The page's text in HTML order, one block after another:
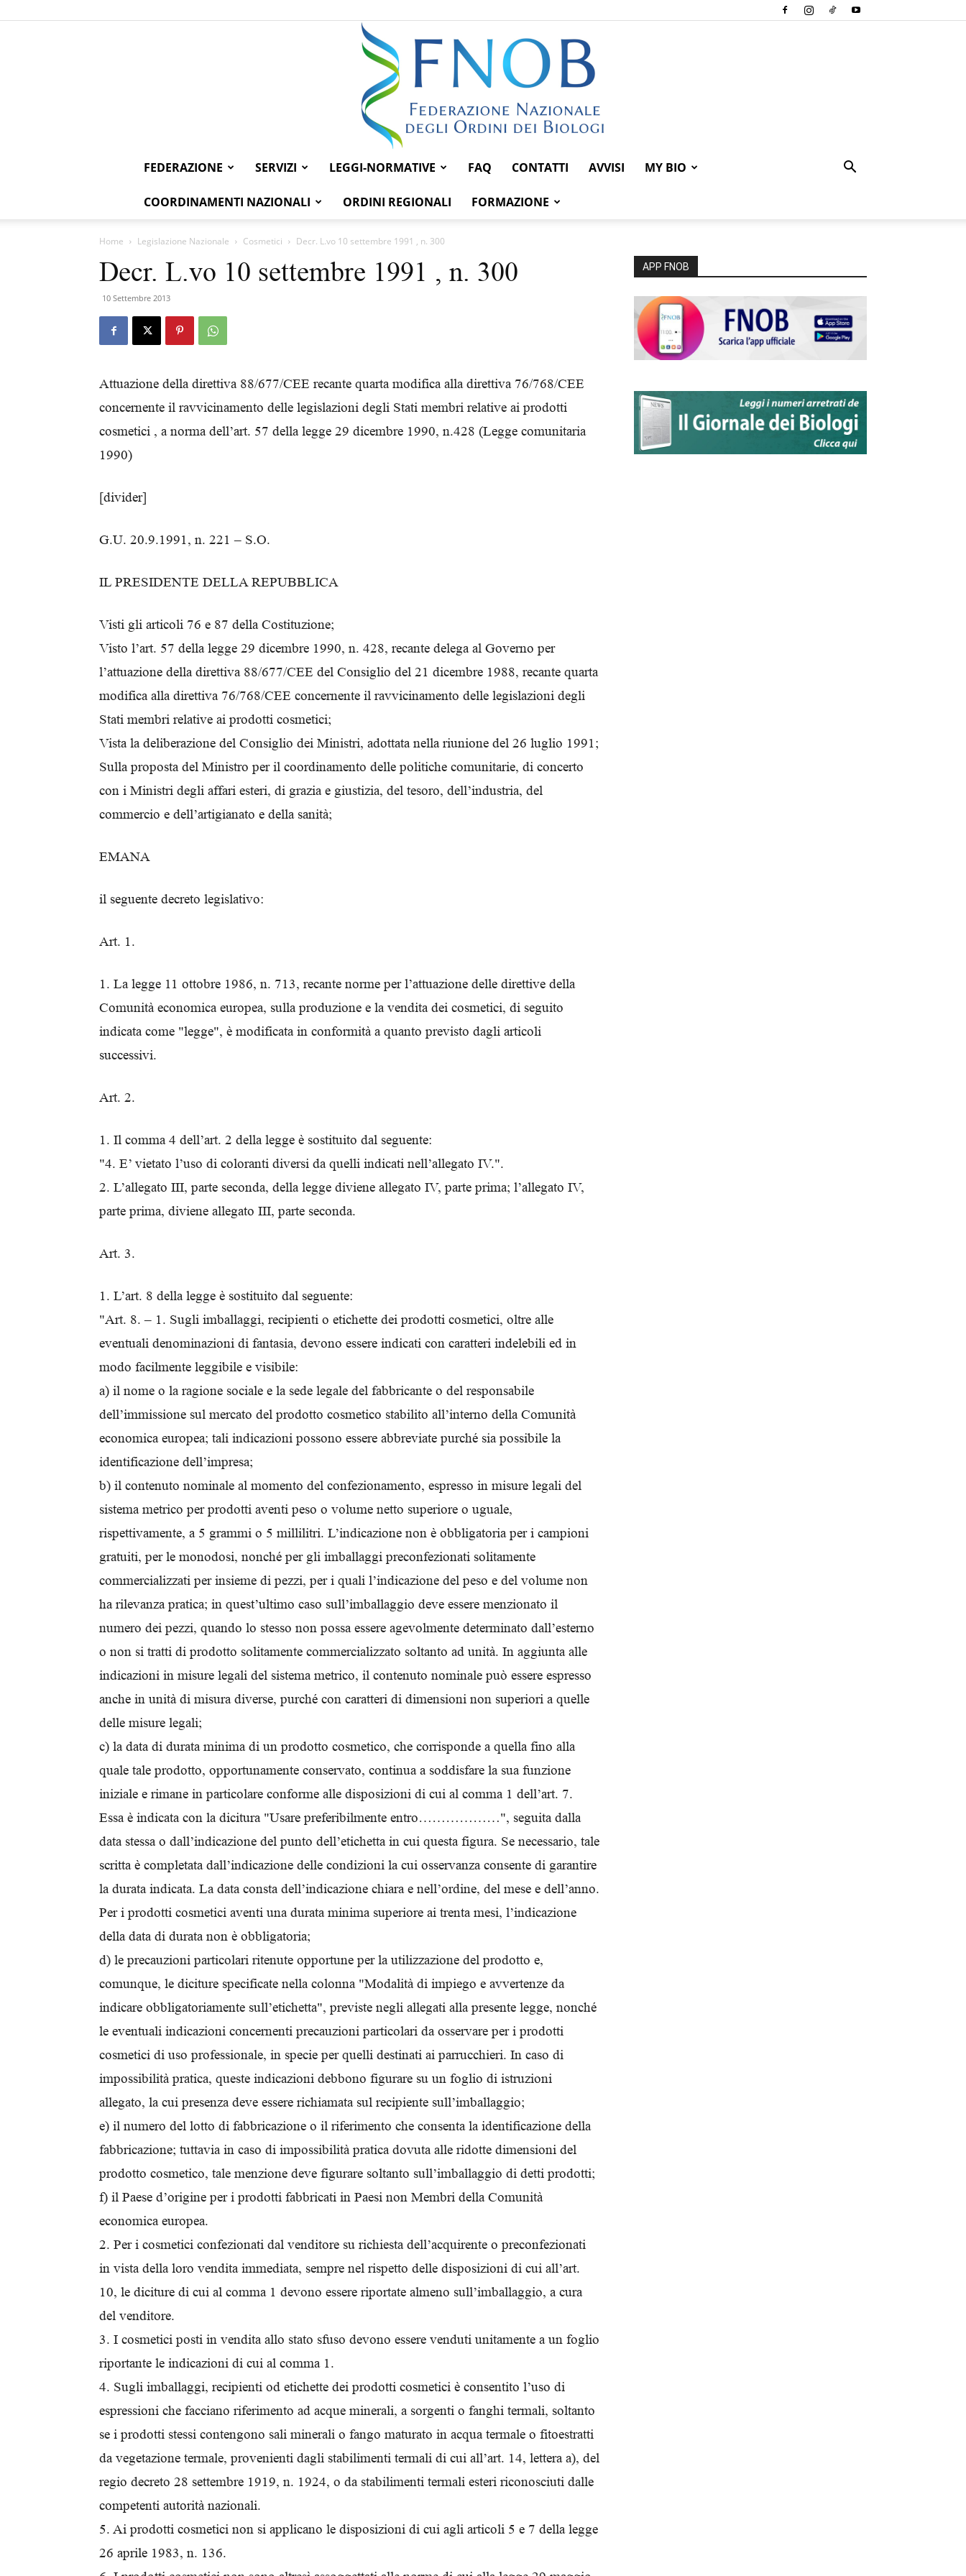
Federazione
degli
FEDERAZIONE SERVIZI LEGGI-NORMATIVE FAQ CONTATTI AVVISI MY BIO
COORDINAMENTI NAZIONALI ORDINI REGIONALI FORMAZIONE
Home Legislazione Nazionale Cosmetici Decr. L.vo 10 settembre 1991 , n. 300
Decr. L.vo 10 settembre 1991 , n. 300
10 Settembre 2013
Attuazione della direttiva 88/677/CEE recante quarta modifica alla direttiva 76/768/CEE
concernente il ravvicinamento delle legislazioni degli Stati membri relative ai prodotti
cosmetici , a norma dell’art. 57 della legge 29 dicembre 1990, n.428 (Legge comunitaria
1990)
[divider]
G.U. 20.9.1991, n. 221 – S.O.
IL PRESIDENTE DELLA REPUBBLICA
Visti gli articoli 76 e 87 della Costituzione;
Visto l’art. 57 della legge 29 dicembre 1990, n. 428, recante delega al Governo per
l’attuazione della direttiva 88/677/CEE del Consiglio del 21 dicembre 1988, recante quarta
modifica alla direttiva 76/768/CEE concernente il ravvicinamento delle legislazioni degli
Stati membri relative ai prodotti cosmetici;
Vista la deliberazione del Consiglio dei Ministri, adottata nella riunione del 26 luglio 1991;
Sulla proposta del Ministro per il coordinamento delle politiche comunitarie, di concerto
con i Ministri degli affari esteri, di grazia e giustizia, del tesoro, dell’industria, del
commercio e dell’artigianato e della sanità;
EMANA
il seguente decreto legislativo:
Art. 1.
1. La legge 11 ottobre 1986, n. 713, recante norme per l’attuazione delle direttive della
Comunità economica europea, sulla produzione e la vendita dei cosmetici, di seguito
indicata come "legge", è modificata in conformità a quanto previsto dagli articoli
successivi.
Art. 2.
1. Il comma 4 dell’art. 2 della legge è sostituito dal seguente:
"4. E’ vietato l’uso di coloranti diversi da quelli indicati nell’allegato IV.".
2. L’allegato III, parte seconda, della legge diviene allegato IV, parte prima; l’allegato IV,
parte prima, diviene allegato III, parte seconda.
Art. 3.
1. L’art. 8 della legge è sostituito dal seguente:
"Art. 8. – 1. Sugli imballaggi, recipienti o etichette dei prodotti cosmetici, oltre alle
eventuali denominazioni di fantasia, devono essere indicati con caratteri indelebili ed in
modo facilmente leggibile e visibile:
a) il nome o la ragione sociale e la sede legale del fabbricante o del responsabile
dell’immissione sul mercato del prodotto cosmetico stabilito all’interno della Comunità
economica europea; tali indicazioni possono essere abbreviate purché sia possibile la
identificazione dell’impresa;
b) il contenuto nominale al momento del confezionamento, espresso in misure legali del
sistema metrico per prodotti aventi peso o volume netto superiore o uguale,
rispettivamente, a 5 grammi o 5 millilitri. L’indicazione non è obbligatoria per i campioni
gratuiti, per le monodosi, nonché per gli imballaggi preconfezionati solitamente
commercializzati per insieme di pezzi, per i quali l’indicazione del peso e del volume non
ha rilevanza pratica; in quest’ultimo caso sull’imballaggio deve essere menzionato il
numero dei pezzi, quando lo stesso non possa essere agevolmente determinato dall’esterno
o non si tratti di prodotto solitamente commercializzato soltanto ad unità. In aggiunta alle
indicazioni in misure legali del sistema metrico, il contenuto nominale può essere espresso
anche in unità di misura diverse, purché con caratteri di dimensioni non superiori a quelle
delle misure legali;
c) la data di durata minima di un prodotto cosmetico, che corrisponde a quella fino alla
quale tale prodotto, opportunamente conservato, continua a soddisfare la sua funzione
iniziale e rimane in particolare conforme alle disposizioni di cui al comma 1 dell’art. 7.
Essa è indicata con la dicitura "Usare preferibilmente entro………………", seguita dalla
data stessa o dall’indicazione del punto dell’etichetta in cui questa figura. Se necessario, tale
scritta è completata dall’indicazione delle condizioni la cui osservanza consente di garantire
la durata indicata. La data consta dell’indicazione chiara e nell’ordine, del mese e dell’anno.
Per i prodotti cosmetici aventi una durata minima superiore ai trenta mesi, l’indicazione
della data di durata non è obbligatoria;
d) le precauzioni particolari ritenute opportune per la utilizzazione del prodotto e,
comunque, le diciture specificate nella colonna "Modalità di impiego e avvertenze da
indicare obbligatoriamente sull’etichetta", previste negli allegati alla presente legge, nonché
le eventuali indicazioni concernenti precauzioni particolari da osservare per i prodotti
cosmetici di uso professionale, in specie per quelli destinati ai parrucchieri. In caso di
impossibilità pratica, queste indicazioni debbono figurare su un foglio di istruzioni
allegato, la cui presenza deve essere richiamata sul recipiente sull’imballaggio;
e) il numero del lotto di fabbricazione o il riferimento che consenta la identificazione della
fabbricazione; tuttavia in caso di impossibilità pratica dovuta alle ridotte dimensioni del
prodotto cosmetico, tale menzione deve figurare soltanto sull’imballaggio di detti prodotti;
f) il Paese d’origine per i prodotti fabbricati in Paesi non Membri della Comunità
economica europea.
2. Per i cosmetici confezionati dal venditore su richiesta dell’acquirente o preconfezionati
in vista della loro vendita immediata, sempre nel rispetto delle disposizioni di cui all’art.
10, le diciture di cui al comma 1 devono essere riportate almeno sull’imballaggio, a cura
del venditore.
3. I cosmetici posti in vendita allo stato sfuso devono essere venduti unitamente a un foglio
riportante le indicazioni di cui al comma 1.
4. Sugli imballaggi, recipienti od etichette dei prodotti cosmetici è consentito l’uso di
espressioni che facciano riferimento ad acque minerali, a sorgenti o fanghi termali, soltanto
se i prodotti stessi contengono sali minerali o fango maturato in acqua termale o fitoestratti
da vegetazione termale, provenienti dagli stabilimenti termali di cui all’art. 14, lettera a), del
regio decreto 28 settembre 1919, n. 1924, o da stabilimenti termali esteri riconosciuti dalle
competenti autorità nazionali.
5. Ai prodotti cosmetici non si applicano le disposizioni di cui agli articoli 5 e 7 della legge
26 aprile 1983, n. 136.
APP FNOB